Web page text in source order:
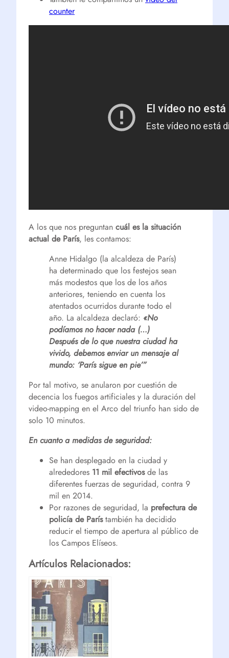
counter
A los que nos preguntan cuál es la situación
actual de París, les contamos:
Anne Hidalgo (la alcaldeza de París)
ha determinado que los festejos sean
más modestos que los de los años
anteriores, teniendo en cuenta los
atentados ocurridos durante todo el
año. La alcaldeza declaró: «No
podíamos no hacer nada (…)
Después de lo que nuestra ciudad ha
vivido, debemos enviar un mensaje al
mundo: ‘París sigue en pie’”
Por tal motivo, se anularon por cuestión de
decencia los fuegos artificiales y la duración del
video-mapping en el Arco del triunfo han sido de
solo 10 minutos.
En cuanto a medidas de seguridad:
Se han desplegado en la ciudad y
alrededores 11 mil efectivosde las
diferentes fuerzas de seguridad, contra 9
mil en 2014.
Por razones de seguridad, la prefectura de
policía de Parístambién ha decidido
reducir el tiempo de apertura al público de
los Campos Elíseos.
Artículos Relacionados: